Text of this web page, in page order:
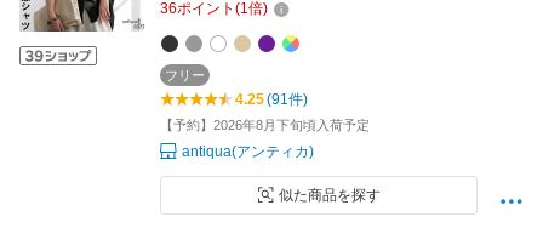
ル ゆったり 体型カバー 着回し 高見え antiqua
送料無料・再入荷 (80)メール便可
36ポイント (1倍)
フリー
4.25(91件)
【予約】2026年8月下旬頃入荷予定
antiqua(アンティカ)
似た商品を探す